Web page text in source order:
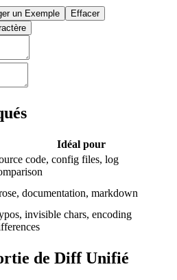
un Exemple Effacer
Idéal pour
code, config files, log
documentation, markdown
invisible chars, encoding
de Diff Unifié